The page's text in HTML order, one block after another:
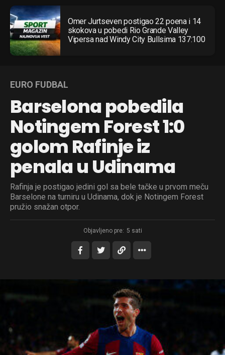
Omer Jurtseven postigao 22 poena i 14
skokova u pobedi Rio Grande Valley
Vipersa nad Windy City Bullsima 137:100
EURO FUDBAL
Barselona pobedila
Notingem Forest 1:0
golom Rafinje iz
penala u Udinama
Rafinja je postigao jedini gol sa bele tačke u prvom meču
Barselone na turniru u Udinama, dok je Notingem Forest
pružio snažan otpor.
Objavljeno pre: 5 sati
Whatsapp